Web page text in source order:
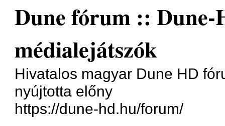
Dune fórum ::
médialejátszók
Hivatalos magyar Dune HD
nyújtotta előny
https://dune-hd.hu/forum/